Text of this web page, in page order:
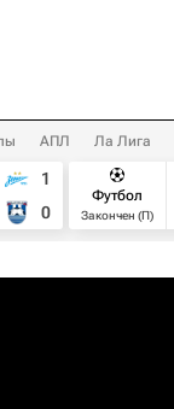
АПЛ Ла Лига
1
0
Футбол
Закончен (П)